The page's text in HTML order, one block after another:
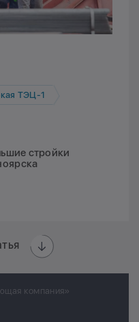
ТЭЦ-1
стройки
компания»